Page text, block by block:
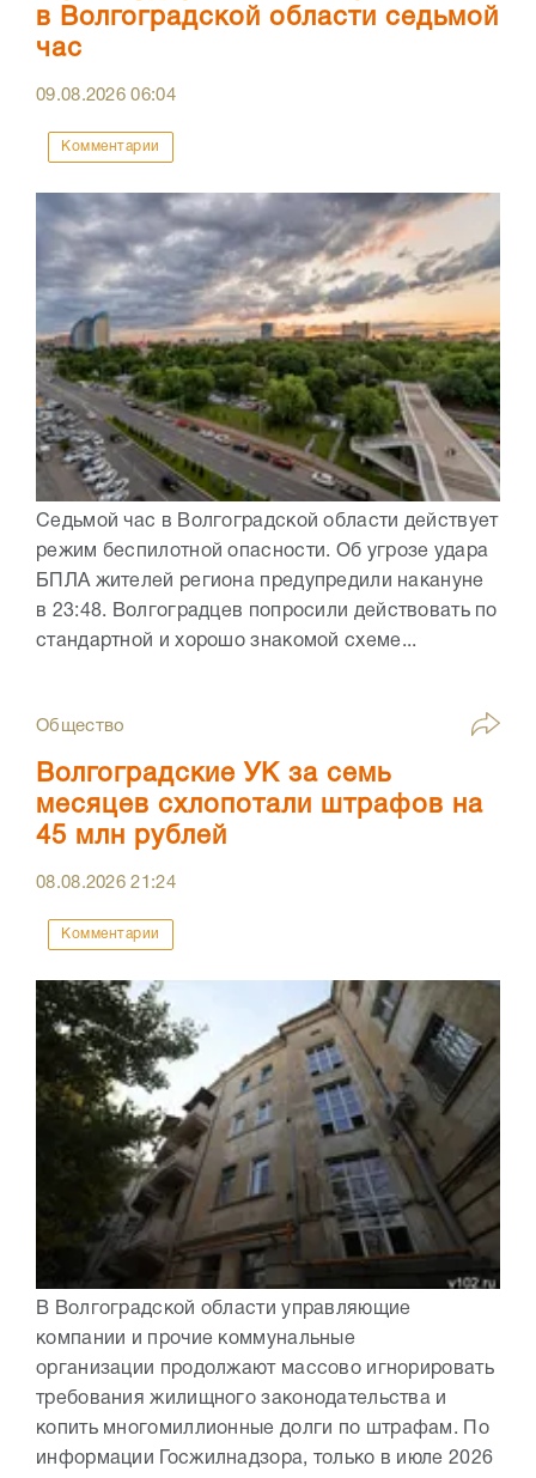
в Волгоградской области седьмой
час
09.08.202606:04
Комментарии
Седьмой час в Волгоградской области действует
режим беспилотной опасности. Об угрозе удара
БПЛА жителей региона предупредили накануне
в 23:48. Волгоградцев попросили действовать по
стандартной и хорошо знакомой схеме...
Общество
Волгоградские УК за семь
месяцев схлопотали штрафов на
45 млн рублей
08.08.202621:24
Комментарии
В Волгоградской области управляющие
компании и прочие коммунальные
организации продолжают массово игнорировать
требования жилищного законодательства и
копить многомиллионные долги по штрафам. По
информации Госжилнадзора, только в июле 2026